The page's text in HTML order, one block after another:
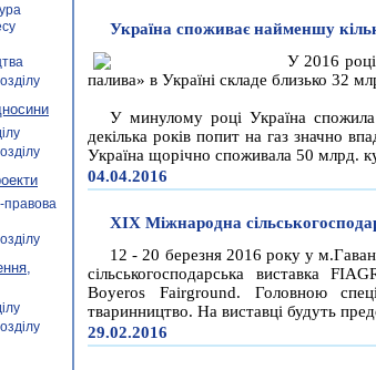
правова
Україна споживає найменшу
У 2016
палива» в Україні складе близько 32
У минулому році Україна
декілька років попит на газ значно
Україна щорічно споживала 50 млрд.
04.04.2016
XІХ Міжнародна
12 - 20 березня 2016 року у
сільськогосподарська виставка
Boyeros Fairground. Головною
тваринництво. На виставці будуть
29.02.2016